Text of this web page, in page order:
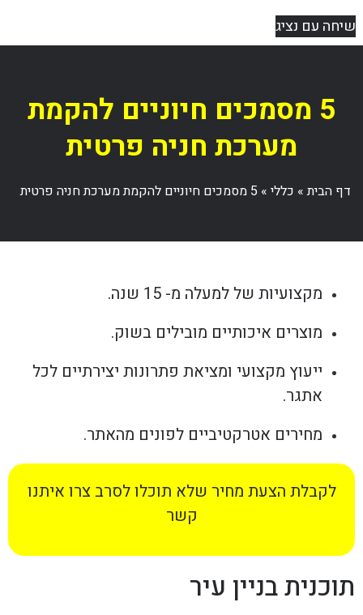
שיחה עם נציג
5 מסמכים חיוניים להקמת
מערכת חניה פרטית
דף הבית» כללי» 5 מסמכים חיוניים להקמת מערכת חניה פרטית
מקצועיות של למעלה מ- 15 שנה.
מוצרים איכותיים מובילים בשוק.
ייעוץ מקצועי ומציאת פתרונות יצירתיים לכל
אתגר.
מחירים אטרקטיביים לפונים מהאתר.
לקבלת הצעת מחיר שלא תוכלו לסרב צרו איתנו
קשר
תוכנית בניין עיר